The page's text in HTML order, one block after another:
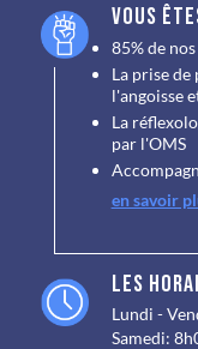
Vous
85% de
La prise
l'angoisse
La
par l'OMS
en savoir
Les
Lundi -
Samedi: